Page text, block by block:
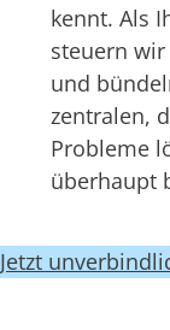
kennt. Als
steuern
und
zentralen,
Probleme
überhaupt
Jetzt